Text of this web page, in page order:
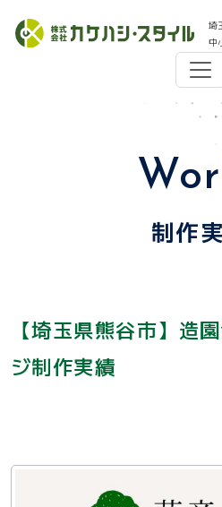
埼
中
制作
【埼玉県熊谷市】造
ジ制作実績